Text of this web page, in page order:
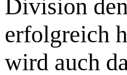
Division
erfolgreich
wird auch